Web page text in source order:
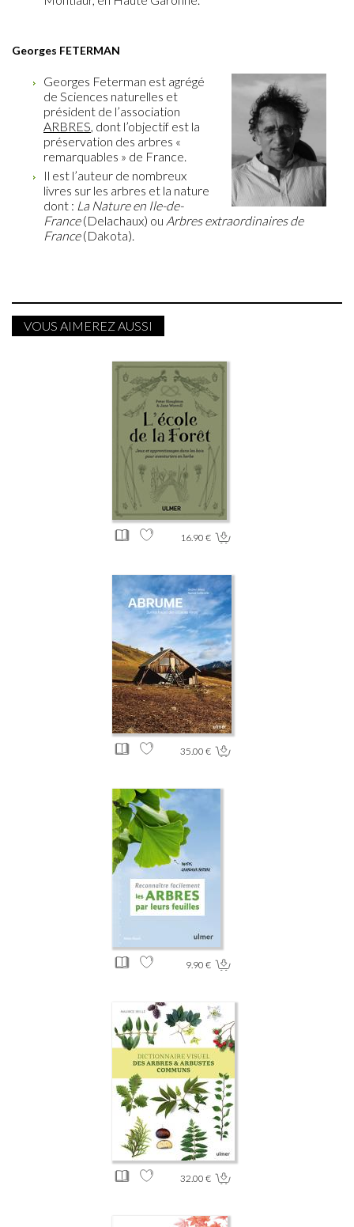
Georges FETERMAN
Georges Feterman est agrégé
de Sciences naturelles et
président de l’association
ARBRES, dont l’objectif est la
préservation des arbres «
remarquables » de France.
Il est l’auteur de nombreux
livres sur les arbres et la nature
dont : La Nature en Ile-de-
France(Delachaux) ou Arbres extraordinaires de
France(Dakota).
VOUS AIMEREZ AUSSI
16.90 €
35.00 €
9.90 €
32.00 €